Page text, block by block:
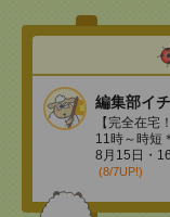
編集部イ
【完全在宅
11時～時短
8月15日・
(8/7UP!)